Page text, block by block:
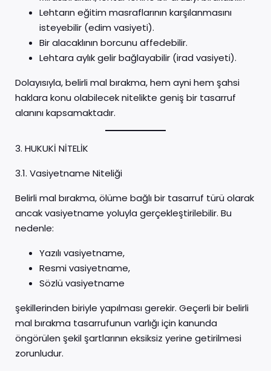
Lehtarın eğitim masraflarının karşılanmasını
isteyebilir (edim vasiyeti).
Bir alacaklının borcunu affedebilir.
Lehtara aylık gelir bağlayabilir (irad vasiyeti).
Dolayısıyla, belirli mal bırakma, hem ayni hem şahsi
haklara konu olabilecek nitelikte geniş bir tasarruf
alanını kapsamaktadır.
3. HUKUKİ NİTELİK
3.1. Vasiyetname Niteliği
Belirli mal bırakma, ölüme bağlı bir tasarruf türü olarak
ancak vasiyetname yoluyla gerçekleştirilebilir. Bu
nedenle:
Yazılı vasiyetname,
Resmi vasiyetname,
Sözlü vasiyetname
şekillerinden biriyle yapılması gerekir. Geçerli bir belirli
mal bırakma tasarrufunun varlığı için kanunda
öngörülen şekil şartlarının eksiksiz yerine getirilmesi
zorunludur.